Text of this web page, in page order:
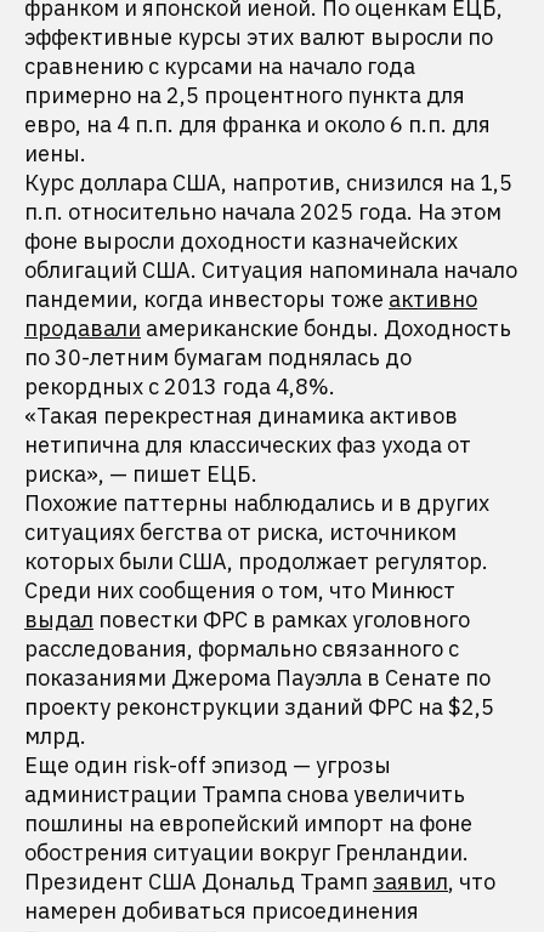
франком и японской иеной. По оценкам ЕЦБ,
эффективные курсы этих валют выросли по
сравнению с курсами на начало года
примерно на 2,5 процентного пункта для
евро, на 4 п.п. для франка и около 6 п.п. для
иены.
Курс доллара США, напротив, снизился на 1,5
п.п. относительно начала 2025 года. На этом
фоне выросли доходности казначейских
облигаций США. Ситуация напоминала начало
пандемии, когда инвесторы тоже активно
продавали американские бонды. Доходность
по 30-летним бумагам поднялась до
рекордных с 2013 года 4,8%.
«Такая перекрестная динамика активов
нетипична для классических фаз ухода от
риска», — пишет ЕЦБ.
Похожие паттерны наблюдались и в других
ситуациях бегства от риска, источником
которых были США, продолжает регулятор.
Среди них сообщения о том, что Минюст
выдал повестки ФРС в рамках уголовного
расследования, формально связанного с
показаниями Джерома Пауэлла в Сенате по
проекту реконструкции зданий ФРС на $2,5
млрд.
Еще один risk-off эпизод — угрозы
администрации Трампа снова увеличить
пошлины на европейский импорт на фоне
обострения ситуации вокруг Гренландии.
Президент США Дональд Трамп заявил, что
намерен добиваться присоединения